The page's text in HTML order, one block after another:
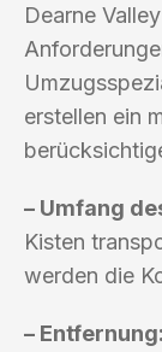
Dearne
erstellen ein
– Umfang
Kisten
werden die
– Entfernung: